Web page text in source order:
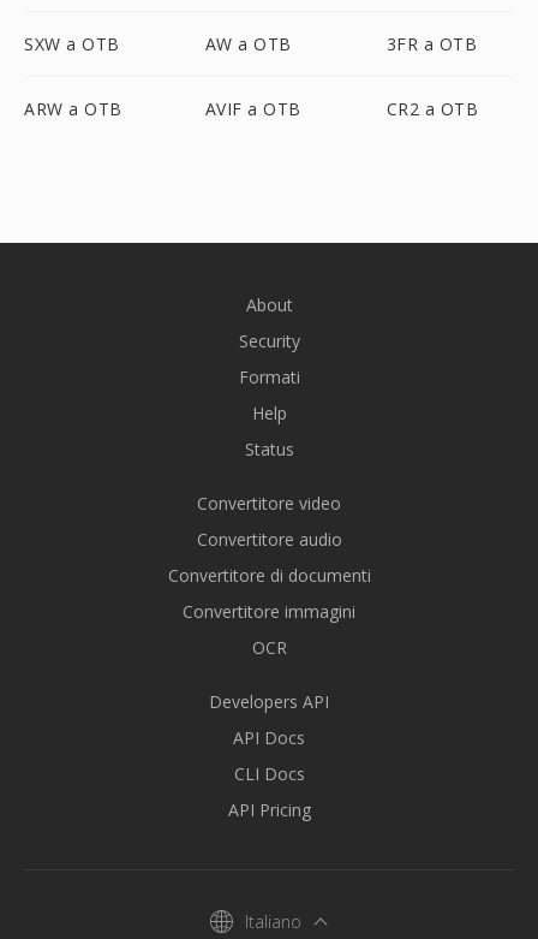
SXW a OTB AW a OTB 3FR a OTB
ARW a OTB AVIF a OTB CR2 a OTB
About
Security
Formati
Help
Status
Convertitore video
Convertitore audio
Convertitore di documenti
Convertitore immagini
OCR
Developers API
API Docs
CLI Docs
API Pricing
Italiano